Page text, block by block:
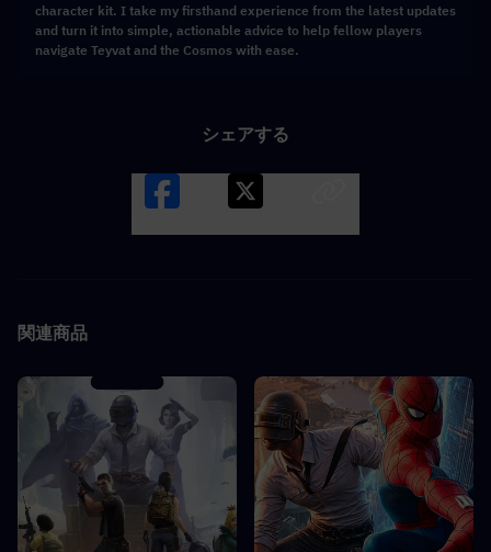
character kit. I take my firsthand experience from the latest updates
and turn it into simple, actionable advice to help fellow players
navigate Teyvat and the Cosmos with ease.
シェアする
関連商品